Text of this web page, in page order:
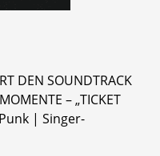
DEN SOUNDTRACK
– „TICKET
| Singer-